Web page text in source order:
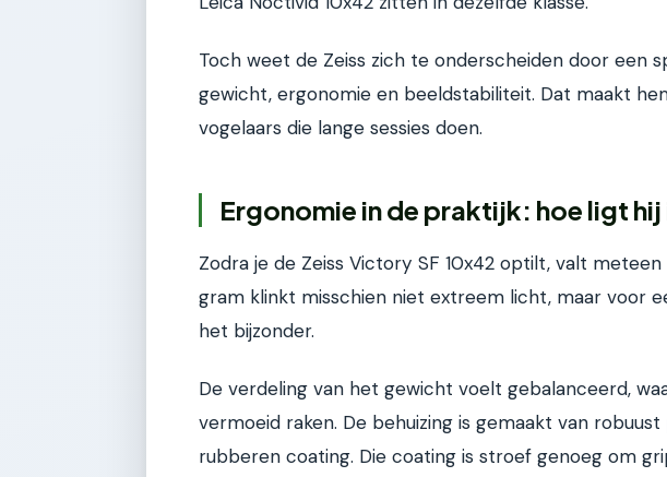
Toch weet de Zeiss zich te onderscheiden door een
gewicht, ergonomie en beeldstabiliteit. Dat maakt
vogelaars die lange sessies doen.
Ergonomie in de praktijk: hoe ligt hij
Zodra je de Zeiss Victory SF 10x42 optilt, valt
gram klinkt misschien niet extreem licht, maar voor
het bijzonder.
De verdeling van het gewicht voelt gebalanceerd,
vermoeid raken. De behuizing is gemaakt van
rubberen coating. Die coating is stroef genoeg om